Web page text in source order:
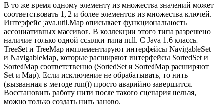
В то же время одному элементу из множества значений может
соответствовать 1, 2 и более элементов из множества ключей.
Интерфейс java.util.Map описывает функциональность
ассоциативных массивов. В коллекции этого типа разрешено
наличие только одной ссылки типа null. С Java 1.6 классы
TreeSet и TreeMap имплементируют интерфейсы NavigableSet
и NavigableMap, которые расширяют интерфейсы SortedSet и
SortedMap соответственно (SortedSet и SortedMap расширяют
Set и Map). Если исключение не обрабатывать, то нить
(вызванная в методе run()) просто аварийно завершится.
Восстановить работу нити после такого сценария нельзя,
можно только создать нить заново.